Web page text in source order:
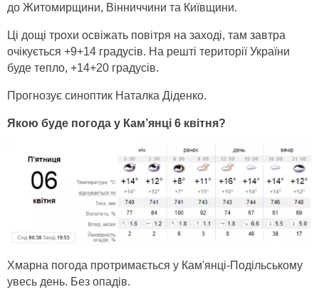
до Житомирщини, Вінниччини та Київщини.
Ці дощі трохи освіжать повітря на заході, там завтра
очікується +9+14 градусів. На решті території України
буде тепло, +14+20 градусів.
Прогнозує синоптик Наталка Діденко.
Якою буде погода у Кам’янці 6 квітня?
Хмарна погода протримається у Кам'янці-Подільському
увесь день. Без опадів.